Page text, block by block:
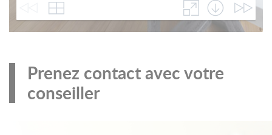
Prenez contact avec votre
conseiller